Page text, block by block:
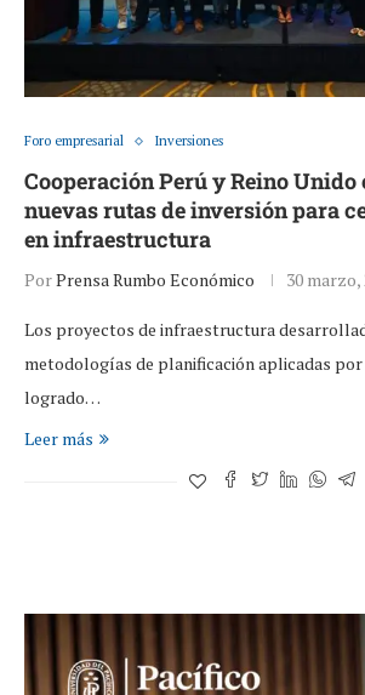
Foro empresarial Inversiones
Cooperación Perú y Reino
nuevas rutas de inversión para
en infraestructura
PorPrensa Rumbo Económico 30 marzo,
Los proyectos de infraestructura
metodologías de planificación aplicadas por
logrado…
Leer más